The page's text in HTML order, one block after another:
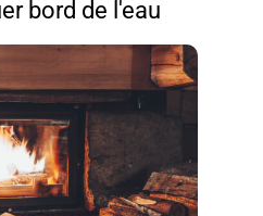
bord de l'eau